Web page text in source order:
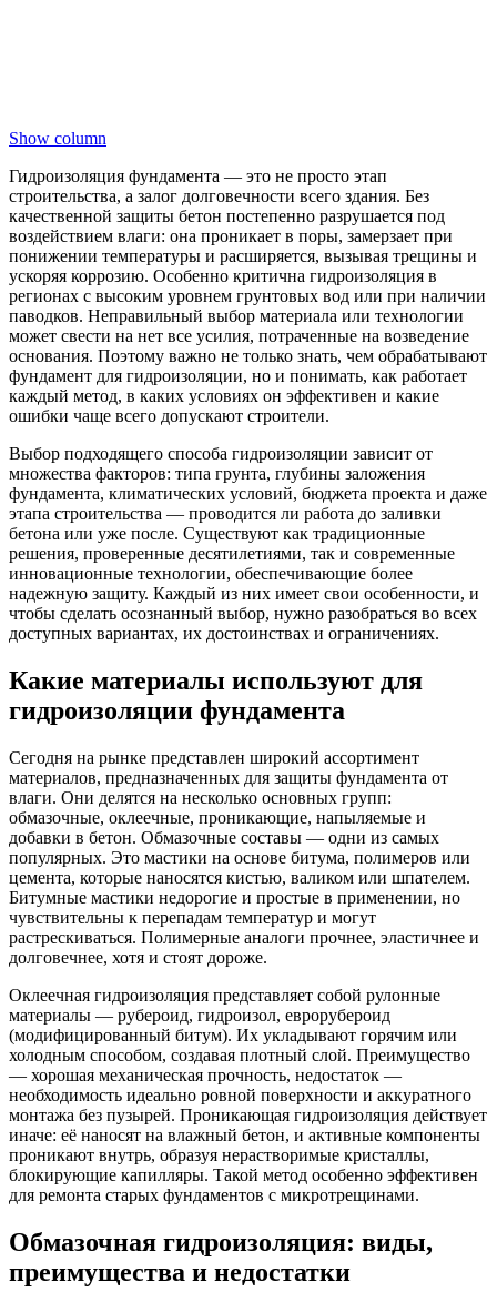
Show column
Гидроизоляция фундамента — это не просто этап
строительства, а залог долговечности всего здания. Без
качественной защиты бетон постепенно разрушается под
воздействием влаги: она проникает в поры, замерзает при
понижении температуры и расширяется, вызывая трещины и
ускоряя коррозию. Особенно критична гидроизоляция в
регионах с высоким уровнем грунтовых вод или при наличии
паводков. Неправильный выбор материала или технологии
может свести на нет все усилия, потраченные на возведение
основания. Поэтому важно не только знать, чем обрабатывают
фундамент для гидроизоляции, но и понимать, как работает
каждый метод, в каких условиях он эффективен и какие
ошибки чаще всего допускают строители.
Выбор подходящего способа гидроизоляции зависит от
множества факторов: типа грунта, глубины заложения
фундамента, климатических условий, бюджета проекта и даже
этапа строительства — проводится ли работа до заливки
бетона или уже после. Существуют как традиционные
решения, проверенные десятилетиями, так и современные
инновационные технологии, обеспечивающие более
надежную защиту. Каждый из них имеет свои особенности, и
чтобы сделать осознанный выбор, нужно разобраться во всех
доступных вариантах, их достоинствах и ограничениях.
Какие материалы используют для
гидроизоляции фундамента
Сегодня на рынке представлен широкий ассортимент
материалов, предназначенных для защиты фундамента от
влаги. Они делятся на несколько основных групп:
обмазочные, оклеечные, проникающие, напыляемые и
добавки в бетон. Обмазочные составы — одни из самых
популярных. Это мастики на основе битума, полимеров или
цемента, которые наносятся кистью, валиком или шпателем.
Битумные мастики недорогие и простые в применении, но
чувствительны к перепадам температур и могут
растрескиваться. Полимерные аналоги прочнее, эластичнее и
долговечнее, хотя и стоят дороже.
Оклеечная гидроизоляция представляет собой рулонные
материалы — рубероид, гидроизол, еврорубероид
(модифицированный битум). Их укладывают горячим или
холодным способом, создавая плотный слой. Преимущество
— хорошая механическая прочность, недостаток —
необходимость идеально ровной поверхности и аккуратного
монтажа без пузырей. Проникающая гидроизоляция действует
иначе: её наносят на влажный бетон, и активные компоненты
проникают внутрь, образуя нерастворимые кристаллы,
блокирующие капилляры. Такой метод особенно эффективен
для ремонта старых фундаментов с микротрещинами.
Обмазочная гидроизоляция: виды,
преимущества и недостатки